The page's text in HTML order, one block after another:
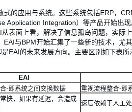
式的应用与系统。这些系统包括ERP，
Application Integration）等产品开始出
表面上看，解决了信息孤岛问题，实际
EAI与BPM开始汇集了一些新的技术，
EAI的未来发展方向。主要区别如下表所
EAI
-即系统之间交换数据
重视流程整合-即
快，如果有延迟，会造成
速度依赖于人工